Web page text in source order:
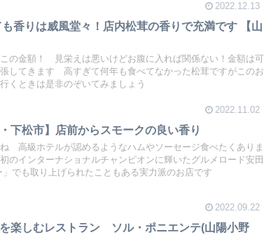
2022.12.13
香りは威風堂々！店内松茸の香りで充満です 【山
の金額！ 見栄えは悪いけどお腹に入れば関係ない！金額は可
してきます 高すぎて何年も食べてなかった松茸ですがこのお
くときは是非のぞいてみましょう
2022.11.02
下松市】店前からスモークの良い香り
高級ホテルが認めるようなハムやソーセージ食べたくありま
インターナショナルチャンピオンに輝いたグルメロード安田
でも取り上げられたこともある実力派のお店です
2022.09.22
楽しむレストラン ソル・ポニエンテ(山陽小野